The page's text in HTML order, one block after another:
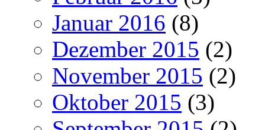
Januar 2016 (8)
Dezember 2015 (2)
November 2015 (2)
Oktober 2015 (3)